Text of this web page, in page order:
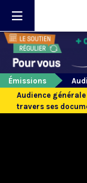
Émissions
Audience
travers ses